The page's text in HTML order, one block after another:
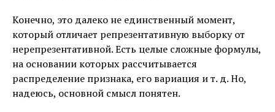
Конечно, это далеко не единственный момент,
который отличает репрезентативную выборку от
нерепрезентативной. Есть целые сложные формулы,
на основании которых рассчитывается
распределение признака, его вариация и т. д. Но,
надеюсь, основной смысл понятен.